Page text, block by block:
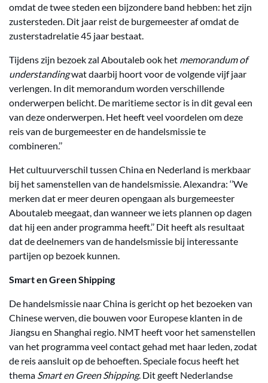
omdat de twee steden een bijzondere band hebben: het zijn
zustersteden. Dit jaar reist de burgemeester af omdat de
zusterstadrelatie 45 jaar bestaat.
Tijdens zijn bezoek zal Aboutaleb ook het memorandum of
understandingwat daarbij hoort voor de volgende vijf jaar
verlengen. In dit memorandum worden verschillende
onderwerpen belicht. De maritieme sector is in dit geval een
van deze onderwerpen. Het heeft veel voordelen om deze
reis van de burgemeester en de handelsmissie te
combineren.’’
Het cultuurverschil tussen China en Nederland is merkbaar
bij het samenstellen van de handelsmissie. Alexandra: ‘’We
merken dat er meer deuren opengaan als burgemeester
Aboutaleb meegaat, dan wanneer we iets plannen op dagen
dat hij een ander programma heeft.’’ Dit heeft als resultaat
dat de deelnemers van de handelsmissie bij interessante
partijen op bezoek kunnen.
Smart en Green Shipping
De handelsmissie naar China is gericht op het bezoeken van
Chinese werven, die bouwen voor Europese klanten in de
Jiangsu en Shanghai regio. NMT heeft voor het samenstellen
van het programma veel contact gehad met haar leden, zodat
de reis aansluit op de behoeften. Speciale focus heeft het
thema Smart en Green Shipping. Dit geeft Nederlandse